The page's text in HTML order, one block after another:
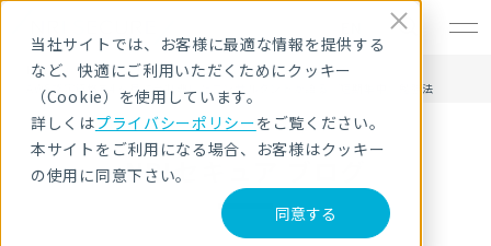
当社サイトでは、お客様に最適な情報を提供する
など、快適にご利用いただくためにクッキー
（Cookie）を使用しています。
詳しくはプライバシーポリシーをご覧ください。
本サイトをご利用になる場合、お客様はクッキー
の使用に同意下さい。
同意する
HOME
NRIセキュア ブログ
AWS認定資格を4ヶ月で全制覇したコンサルタントが語る『短期集中』勉強法
NRIセキュア ブログ